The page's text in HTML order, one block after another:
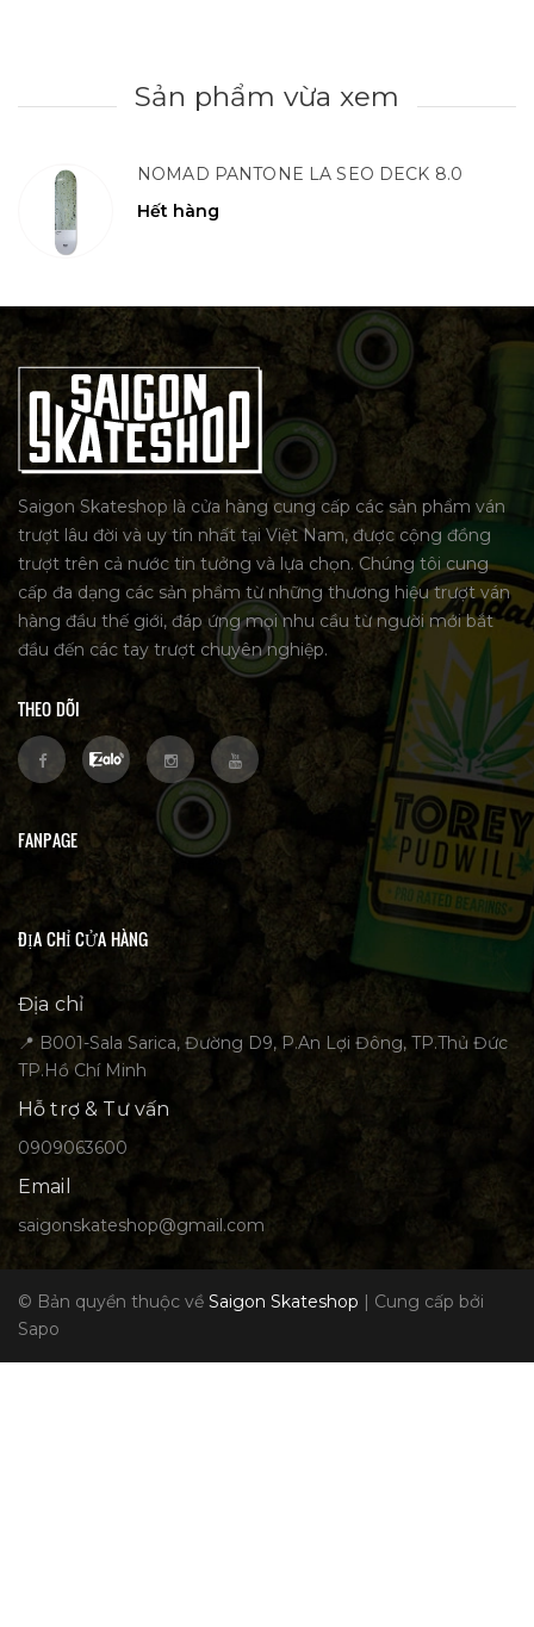
Sản phẩm vừa xem
NOMAD PANTONE LA SEO DECK 8.0
Hết hàng
Saigon Skateshop là cửa hàng cung cấp các sản phẩm ván
trượt lâu đời và uy tín nhất tại Việt Nam, được cộng đồng
trượt trên cả nước tin tưởng và lựa chọn. Chúng tôi cung
cấp đa dạng các sản phẩm từ những thương hiệu trượt ván
hàng đầu thế giới, đáp ứng mọi nhu cầu từ người mới bắt
đầu đến các tay trượt chuyên nghiệp.
THEO DÕI
FANPAGE
ĐỊA CHỈ CỬA HÀNG
Địa chỉ
📍 B001-Sala Sarica, Đường D9, P.An Lợi Đông, TP.Thủ Đức
TP.Hồ Chí Minh
Hỗ trợ & Tư vấn
0909063600
Email
saigonskateshop@gmail.com
© Bản quyền thuộc về Saigon Skateshop | Cung cấp bởi
Sapo